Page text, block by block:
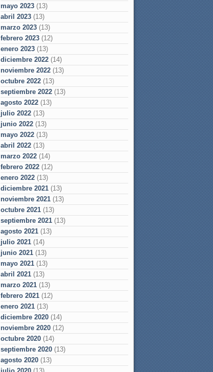
mayo 2023 (13)
abril 2023 (13)
marzo 2023 (13)
febrero 2023 (12)
enero 2023 (13)
diciembre 2022 (14)
noviembre 2022 (13)
octubre 2022 (13)
septiembre 2022 (13)
agosto 2022 (13)
julio 2022 (13)
junio 2022 (13)
mayo 2022 (13)
abril 2022 (13)
marzo 2022 (14)
febrero 2022 (12)
enero 2022 (13)
diciembre 2021 (13)
noviembre 2021 (13)
octubre 2021 (13)
septiembre 2021 (13)
agosto 2021 (13)
julio 2021 (14)
junio 2021 (13)
mayo 2021 (13)
abril 2021 (13)
marzo 2021 (13)
febrero 2021 (12)
enero 2021 (13)
diciembre 2020 (14)
noviembre 2020 (12)
octubre 2020 (14)
septiembre 2020 (13)
agosto 2020 (13)